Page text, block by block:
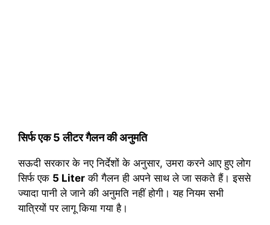
सिर्फ एक 5 लीटर गैलन की अनुमति
सऊदी सरकार के नए निर्देशों के अनुसार, उमरा करने आए हुए लोग
सिर्फ एक 5 Liter की गैलन ही अपने साथ ले जा सकते हैं। इससे
ज्यादा पानी ले जाने की अनुमति नहीं होगी। यह नियम सभी
यात्रियों पर लागू किया गया है।